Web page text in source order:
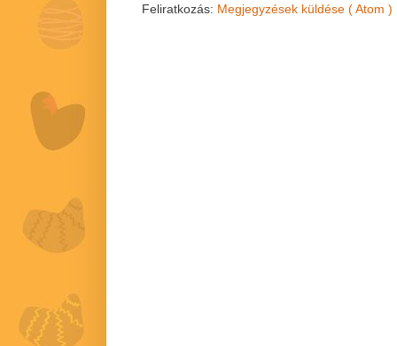
Feliratkozás: Megjegyzések küldése ( Atom )